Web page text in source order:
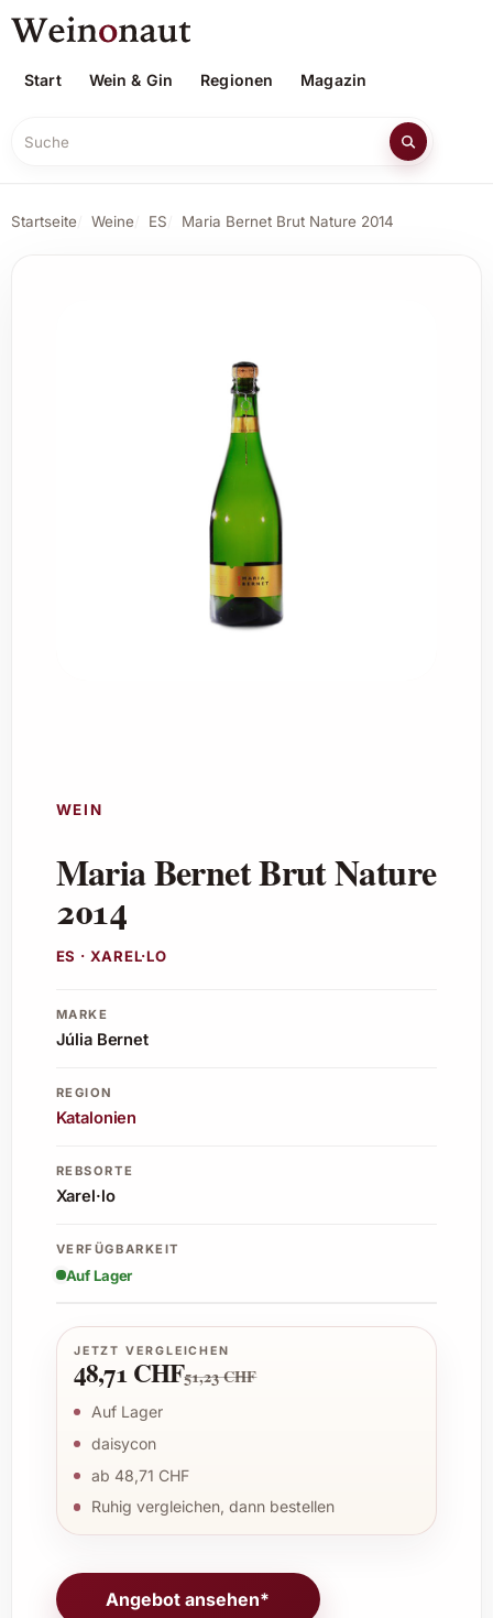
Start Wein & Gin Regionen Magazin
Suche
Startseite Weine ES Maria Bernet Brut Nature 2014
WEIN
Maria Bernet Brut Nature
2014
ES · XAREL·LO
MARKE
Júlia Bernet
REGION
Katalonien
REBSORTE
Xarel·lo
VERFÜGBARKEIT
Auf Lager
JETZT VERGLEICHEN
48,71 CHF51,23 CHF
Auf Lager
daisycon
ab 48,71 CHF
Ruhig vergleichen, dann bestellen
Angebot ansehen*